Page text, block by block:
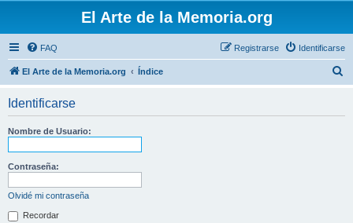
El Arte de la Memoria.org
FAQ Identificarse
Registrarse
El Arte de la Memoria.org Índice
Identificarse
Nombre de Usuario:
Contraseña:
Olvidé mi contraseña
Recordar